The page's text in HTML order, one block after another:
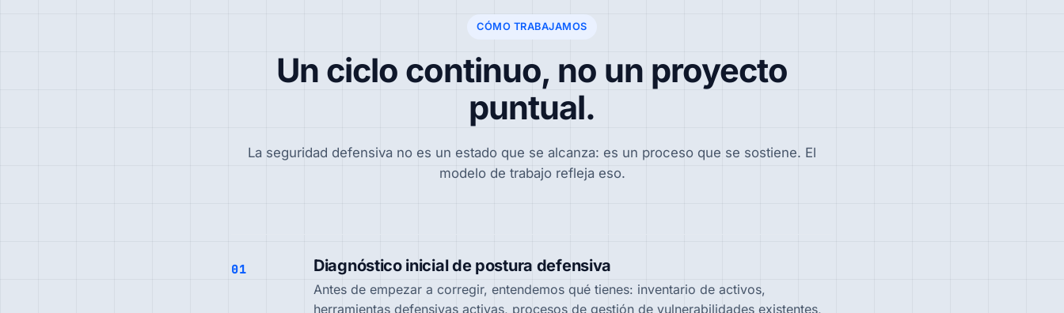
CÓMO TRABAJAMOS
Un ciclo continuo, no un proyecto
puntual.
La seguridad defensiva no es un estado que se alcanza: es un proceso que se sostiene. El
modelo de trabajo refleja eso.
01 Diagnóstico inicial de postura defensiva
Antes de empezar a corregir, entendemos qué tienes: inventario de activos,
herramientas defensivas activas, procesos de gestión de vulnerabilidades existentes,